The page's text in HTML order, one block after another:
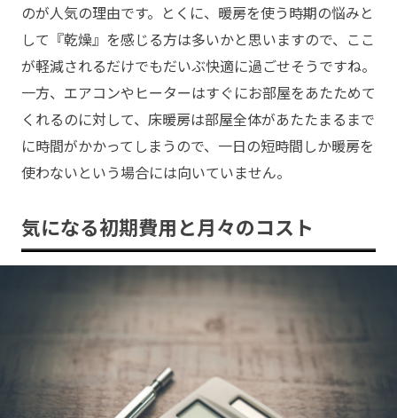
のが人気の理由です。とくに、暖房を使う時期の悩みと
して『乾燥』を感じる方は多いかと思いますので、ここ
が軽減されるだけでもだいぶ快適に過ごせそうですね。
一方、エアコンやヒーターはすぐにお部屋をあたためて
くれるのに対して、床暖房は部屋全体があたたまるまで
に時間がかかってしまうので、一日の短時間しか暖房を
使わないという場合には向いていません。
気になる初期費用と月々のコスト